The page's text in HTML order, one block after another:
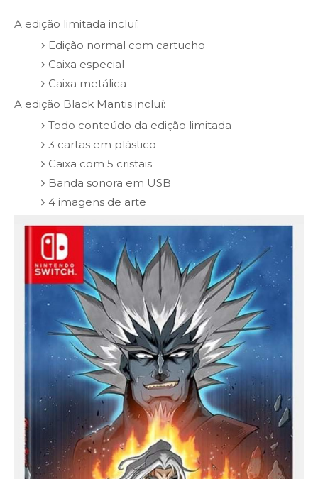
A edição limitada incluí:
Edição normal com cartucho
Caixa especial
Caixa metálica
A edição Black Mantis incluí:
Todo conteúdo da edição limitada
3 cartas em plástico
Caixa com 5 cristais
Banda sonora em USB
4 imagens de arte